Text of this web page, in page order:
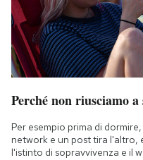
Perché non riusciamo
Per esempio prima di
network e un post tira l'altro,
l'istinto di sopravvivenza e il